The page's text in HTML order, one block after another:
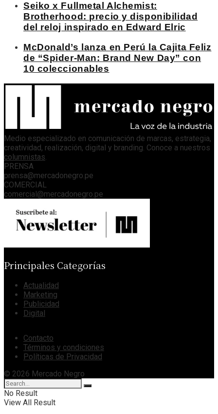
Seiko x Fullmetal Alchemist:
Brotherhood: precio y disponibilidad
del reloj inspirado en Edward Elric
McDonald’s lanza en Perú la Cajita Feliz
de “Spider-Man: Brand New Day” con
10 coleccionables
Medio especializado en comunicación de marcas, estrategia,
creatividad, realización, digital y branding. Conoce a nuestros
columnistas
PRENSA
prensa@mercadonegro.pe
COMERCIAL
comercial@mercadonegro.pe
Principales Categorías
Actualidad
Marketing
Publicidad
Digital
Contacto
Términos y condiciones
Políticas de Privacidad
© 2026 Mercado Negro
No Result
View All Result